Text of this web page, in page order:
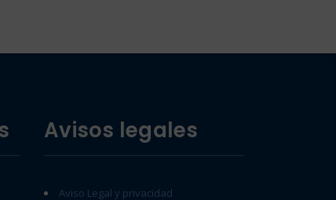
Avisos legales
Aviso Legal y privacidad